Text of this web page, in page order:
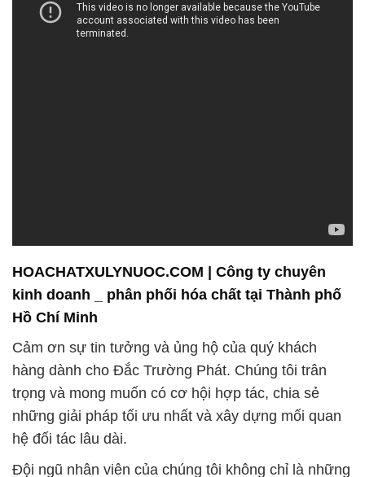
HOACHATXULYNUOC.COM | Công ty chuyên
kinh doanh _ phân phối hóa chất tại Thành phố
Hồ Chí Minh
Cảm ơn sự tin tưởng và ủng hộ của quý khách
hàng dành cho Đắc Trường Phát. Chúng tôi trân
trọng và mong muốn có cơ hội hợp tác, chia sẻ
những giải pháp tối ưu nhất và xây dựng mối quan
hệ đối tác lâu dài.
Đội ngũ nhân viên của chúng tôi không chỉ là những